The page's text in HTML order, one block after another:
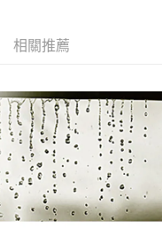
會自動跳轉到大哥付的交易
交易確認頁面所載為準。
核未通過，訂單將自動取
哥付你分期系統評分，恕無
於每月結算日後寄送繳費提
／台灣大直營門市／銀行轉
。
。
跳轉至「AFTEE先享後付」
成結帳。
相關推薦